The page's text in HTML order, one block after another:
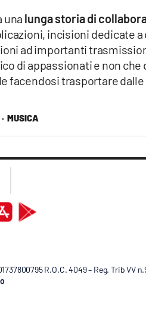
MUSICA
una lunga storia di
incisioni dedicate
ad importanti
di appassionati e non
facendosi trasportare
R.O.C. 4049 – Reg. Trib VV